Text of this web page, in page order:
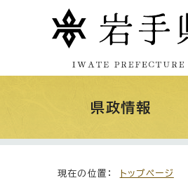
県政情報
現在の位置： トップページ